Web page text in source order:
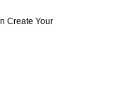
Create Your